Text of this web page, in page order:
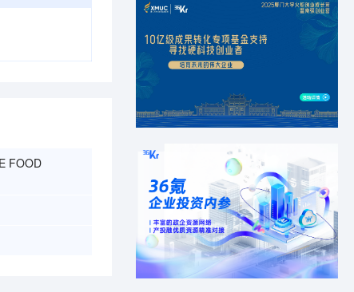
FOOD